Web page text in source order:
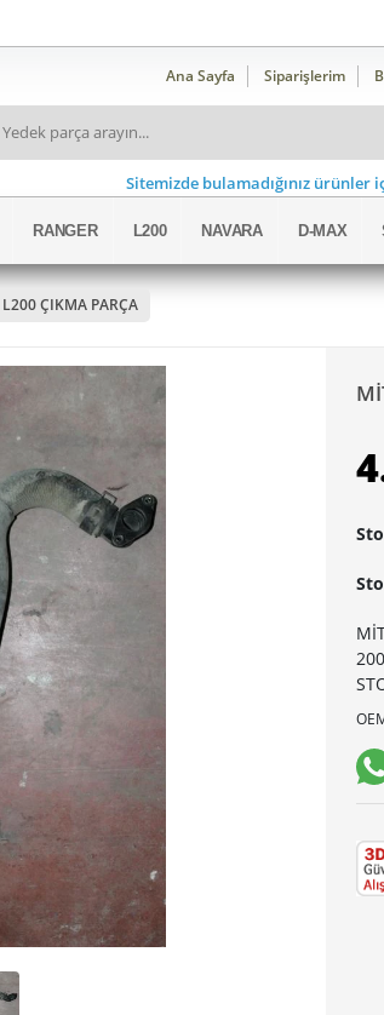
Ana Sayfa Siparişlerim
Sitemizde bulamadığınız ürünler
RANGER L200 NAVARA D-MAX
L200 ÇIKMA PARÇA